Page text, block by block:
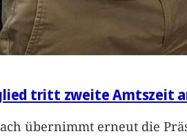
tritt zweite Amtszeit
übernimmt erneut die